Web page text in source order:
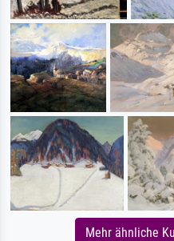
Mehr ähnliche